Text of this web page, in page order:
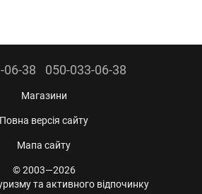
рухів.
використання мембранних
«не боявся» вологи, можливість
впроваджують нові технології в
складного походу. Вона має бути досить
під вагою рюкзака, не боялась
06-38 050-033-06-38
Магазини
Повна версія сайту
Мапа сайту
© 2003—2026
та активного відпочинку